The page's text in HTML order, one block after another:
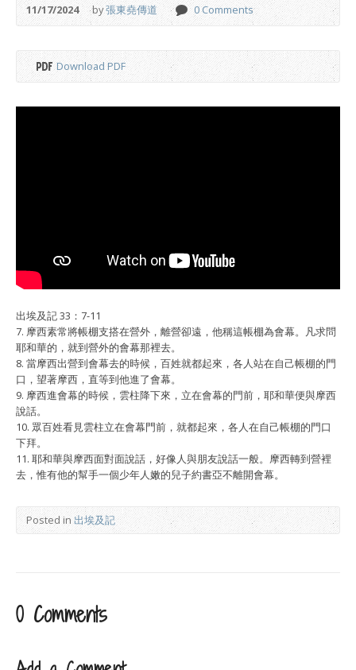
11/17/2024 by張東堯傳道 0 Comments
Download PDF
出埃及記 33：7-11
7. 摩西素常將帳棚支搭在營外，離營卻遠，他稱這帳棚為會幕。凡求問
耶和華的，就到營外的會幕那裡去。
8. 當摩西出營到會幕去的時候，百姓就都起來，各人站在自己帳棚的門
口，望著摩西，直等到他進了會幕。
9. 摩西進會幕的時候，雲柱降下來，立在會幕的門前，耶和華便與摩西
說話。
10. 眾百姓看見雲柱立在會幕門前，就都起來，各人在自己帳棚的門口
下拜。
11. 耶和華與摩西面對面說話，好像人與朋友說話一般。摩西轉到營裡
去，惟有他的幫手一個少年人嫩的兒子約書亞不離開會幕。
Posted in 出埃及記
0 Comments